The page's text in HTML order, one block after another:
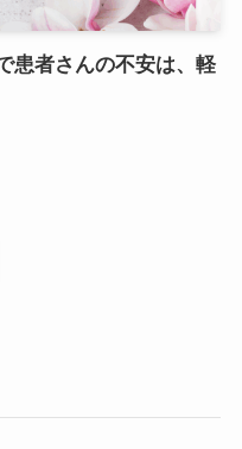
患者さんの不安は、軽